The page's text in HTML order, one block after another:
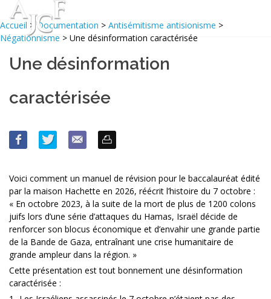
Accueil >Documentation > Antisémitisme antisionisme >
Négationnisme > Une désinformation caractérisée
Une désinformation
caractérisée
Voici comment un manuel de révision pour le baccalauréat édité
par la maison Hachette en 2026, réécrit l’histoire du 7 octobre :
« En octobre 2023, à la suite de la mort de plus de 1200 colons
juifs lors d’une série d’attaques du Hamas, Israël décide de
renforcer son blocus économique et d’envahir une grande partie
de la Bande de Gaza, entraînant une crise humanitaire de
grande ampleur dans la région. »
Cette présentation est tout bonnement une désinformation
caractérisée :